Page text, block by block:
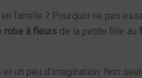
famille ? Pourquoi ne pas
robe à fleurs de la petite fille au
un peu d’imagination. Non